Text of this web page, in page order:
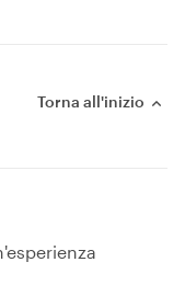
Torna all'inizio